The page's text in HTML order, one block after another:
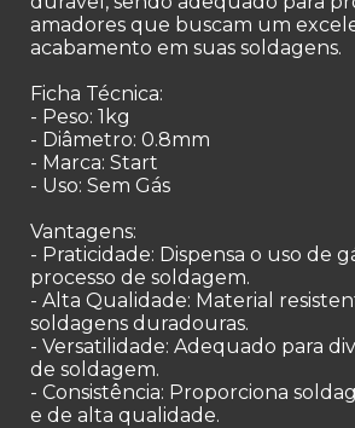
amadores que buscam um
acabamento em suas soldagens.
Ficha Técnica:
- Peso: 1kg
- Diâmetro: 0.8mm
- Marca: Start
- Uso: Sem Gás
Vantagens:
- Praticidade: Dispensa o uso de
processo de soldagem.
- Alta Qualidade: Material
soldagens duradouras.
- Versatilidade: Adequado para
de soldagem.
- Consistência: Proporciona
e de alta qualidade.